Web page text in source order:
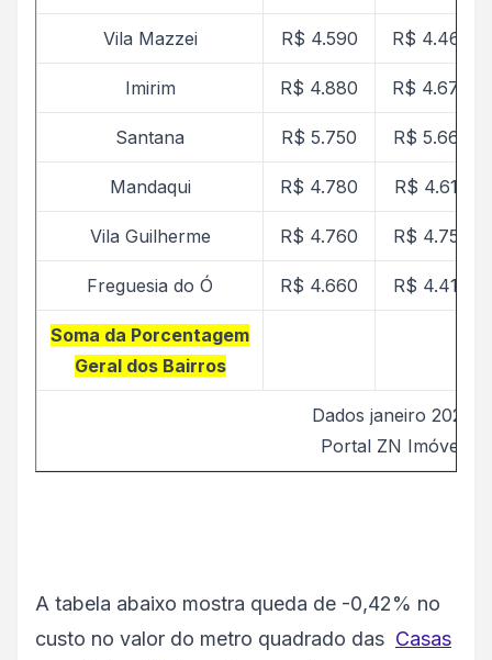
Vila Mazzei R$ 4.590 R$ 4.468
Imirim R$ 4.880 R$ 4.674
Santana R$ 5.750 R$ 5.660
Mandaqui R$ 4.780 R$ 4.615
Vila Guilherme R$ 4.760 R$ 4.757
Freguesia do Ó R$ 4.660 R$ 4.417
Soma da Porcentagem
Geral dos Bairros
Dados janeiro 2026
Portal ZN Imóvel
A tabela abaixo mostra queda de -0,42% no
custo no valor do metro quadrado das Casas